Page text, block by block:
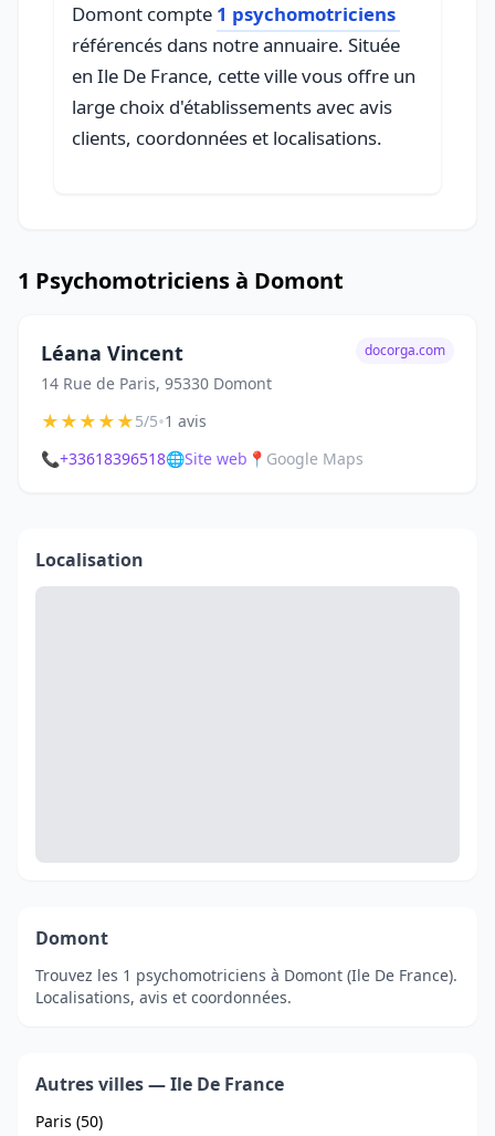
Domont compte 1 psychomotriciens
référencés dans notre annuaire. Située
en Ile De France, cette ville vous offre un
large choix d'établissements avec avis
clients, coordonnées et localisations.
1 Psychomotriciens à Domont
Léana Vincent
14 Rue de Paris, 95330 Domont
docorga.com
★★★★★5/5•1 avis
📞+33618396518🌐Site web 📍 Google Maps
Localisation
Domont
Trouvez les 1 psychomotriciens à Domont (Ile De France).
Localisations, avis et coordonnées.
Autres villes — Ile De France
Paris (50)